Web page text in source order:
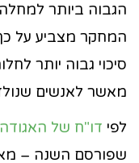
הגבוה ביותר
סיכוי גבוה יותר
מאשר לאנשים שנולדו בשנות
לפי דו"ח של